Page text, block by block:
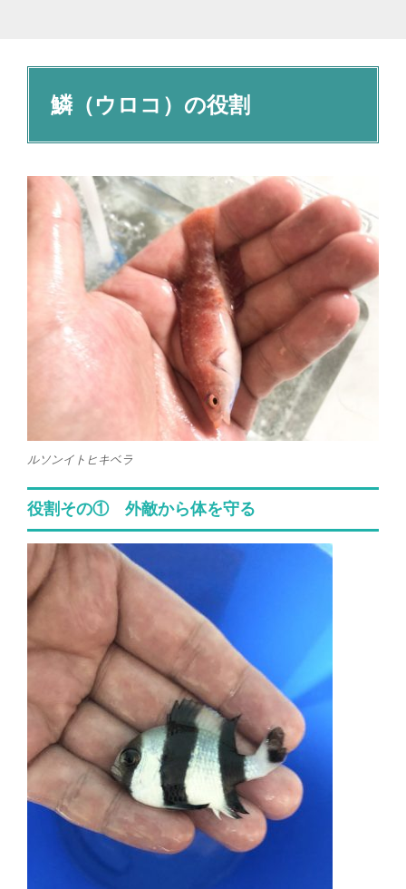
鱗（ウロコ）の役割
ルソンイトヒキベラ
役割その① 外敵から体を守る